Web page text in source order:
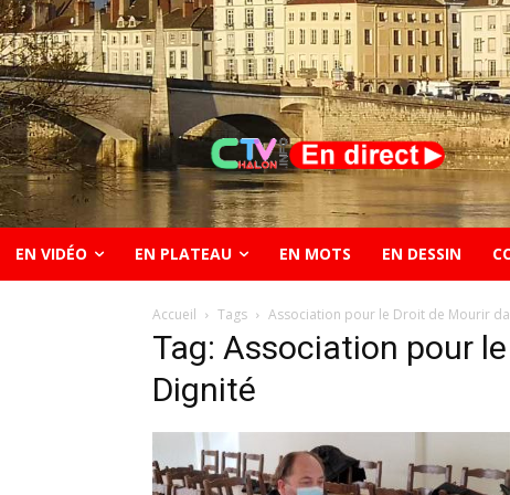
EN VIDÉO EN PLATEAU EN MOTS EN DESSIN
Accueil Tags Association pour le Droit de Mourir
Tag: Association pour
Dignité